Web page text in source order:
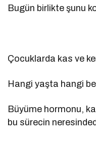
Bugün birlikte şunu
Çocuklarda kas ve
Hangi yaşta hangi
Büyüme hormonu,
bu sürecin